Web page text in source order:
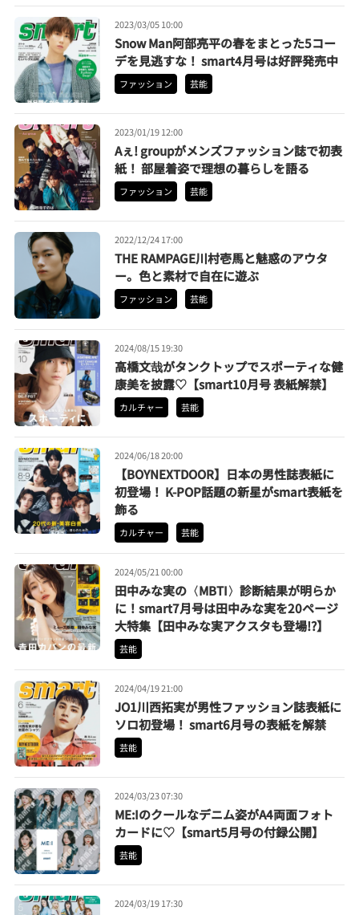
2023/03/05 10:00
Snow Man阿部亮平の春をまとった5コー
デを見逃すな！ smart4月号は好評発売中
ファッション 芸能
2023/01/19 12:00
Aぇ! groupがメンズファッション誌で初表
紙！ 部屋着姿で理想の暮らしを語る
ファッション 芸能
2022/12/24 17:00
THE RAMPAGE川村壱馬と魅惑のアウタ
ー。色と素材で自在に遊ぶ
ファッション 芸能
2024/08/15 19:30
高橋文哉がタンクトップでスポーティな健
康美を披露♡【smart10月号 表紙解禁】
カルチャー 芸能
2024/06/18 20:00
【BOYNEXTDOOR】日本の男性誌表紙に
初登場！ K-POP話題の新星がsmart表紙を
飾る
カルチャー 芸能
2024/05/21 00:00
田中みな実の〈MBTI〉診断結果が明らか
に！smart7月号は田中みな実を20ページ
大特集【田中みな実アクスタも登場!?】
芸能
2024/04/19 21:00
JO1川西拓実が男性ファッション誌表紙に
ソロ初登場！ smart6月号の表紙を解禁
芸能
2024/03/23 07:30
ME:Iのクールなデニム姿がA4両面フォト
カードに♡【smart5月号の付録公開】
芸能
2024/03/19 17:30